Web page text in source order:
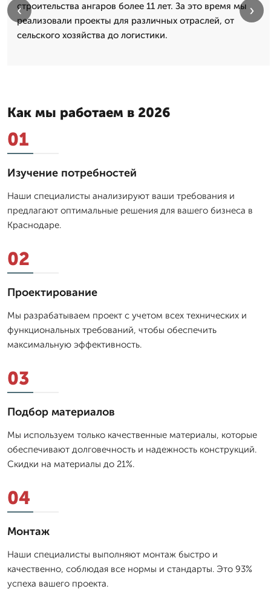
строительства ангаров более 11 лет. За это время мы
реализовали проекты для различных отраслей, от
сельского хозяйства до логистики.
‹ ›
Как мы работаем в 2026
01
Изучение потребностей
Наши специалисты анализируют ваши требования и
предлагают оптимальные решения для вашего бизнеса в
Краснодаре.
02
Проектирование
Мы разрабатываем проект с учетом всех технических и
функциональных требований, чтобы обеспечить
максимальную эффективность.
03
Подбор материалов
Мы используем только качественные материалы, которые
обеспечивают долговечность и надежность конструкций.
Скидки на материалы до 21%.
04
Монтаж
Наши специалисты выполняют монтаж быстро и
качественно, соблюдая все нормы и стандарты. Это 93%
успеха вашего проекта.